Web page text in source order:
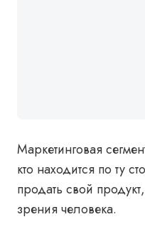
Маркетинговая
кто находится по ту
продать свой продукт,
зрения человека.